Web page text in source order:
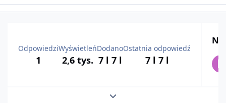
Odpowiedzi
1
Wyświetleń
2,6 tys.
Dodano
7 l 7 l
Ostatnia odpowiedź
7 l 7 l
Rozwiń podsumowanie tematu